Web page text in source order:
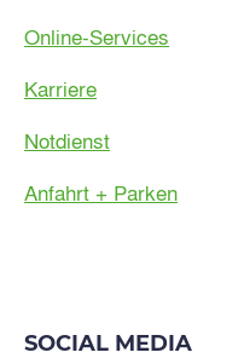
Online-Services
Karriere
Notdienst
Anfahrt + Parken
SOCIAL MEDIA